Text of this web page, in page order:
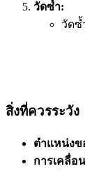
วัดซ้ำ:
วัดซ้
สิ่งที่ควรระวัง
ตำแหน่ง
การเคลื่อ